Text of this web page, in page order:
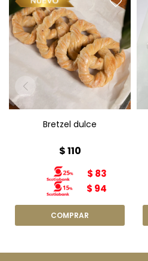
Bretzel dulce x1
Bretzel dulce
$110
$ 83
$ 94